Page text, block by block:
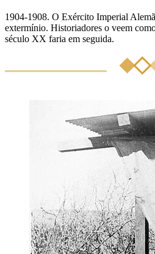
1904-1908. O Exército Imperial
extermínio. Historiadores o veem
século XX faria em seguida.